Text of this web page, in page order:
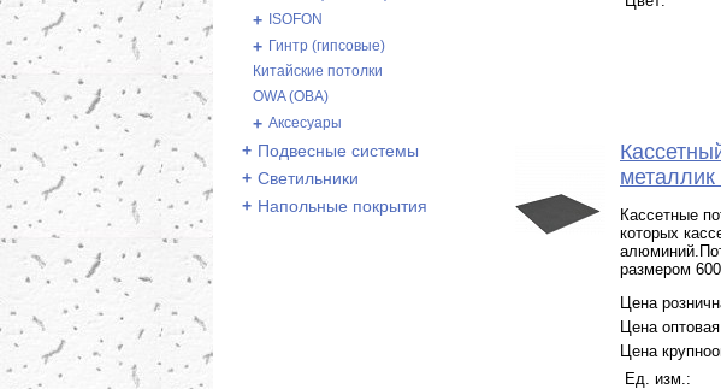
+ ISOFON
+ Гинтр (гипсовые)
Китайские потолки
OWA (ОВА)
+ Аксесуары
+ Подвесные системы
+ Светильники
+ Напольные покрытия
Кассетные
которых
размером
Цена
Цена
Цена
Ед. изм.: